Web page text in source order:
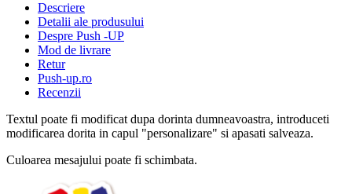
Descriere
Detalii ale produsului
Despre Push -UP
Mod de livrare
Retur
Push-up.ro
Recenzii
Textul poate fi modificat dupa dorinta dumneavoastra, introduceti
modificarea dorita in capul "personalizare" si apasati salveaza.
Culoarea mesajului poate fi schimbata.